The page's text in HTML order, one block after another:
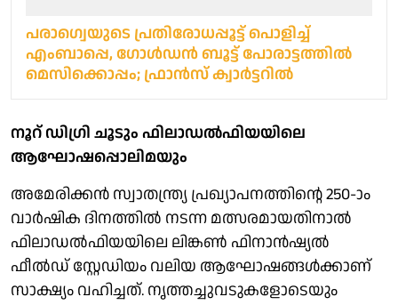
പരാഗ്വെയുടെ പ്രതിരോധപ്പൂട്ട് പൊളിച്ച്
എംബാപ്പെ, ഗോള്‍ഡന്‍ ബൂട്ട് പോരാട്ടത്തില്‍
മെസിക്കൊപ്പം; ഫ്രാന്‍സ് ക്വാര്‍ട്ടറില്‍
നൂറ് ഡിഗ്രി ചൂടും ഫിലാഡല്‍ഫിയയിലെ
ആഘോഷപ്പൊലിമയും
അമേരിക്കന്‍ സ്വാതന്ത്ര്യ പ്രഖ്യാപനത്തിന്റെ 250-ാം
വാര്‍ഷിക ദിനത്തില്‍ നടന്ന മത്സരമായതിനാല്‍
ഫിലാഡല്‍ഫിയയിലെ ലിങ്കണ്‍ ഫിനാന്‍ഷ്യല്‍
ഫീല്‍ഡ് സ്റ്റേഡിയം വലിയ ആഘോഷങ്ങള്‍ക്കാണ്
സാക്ഷ്യം വഹിച്ചത്. നൃത്തച്ചുവടുകളോടെയും